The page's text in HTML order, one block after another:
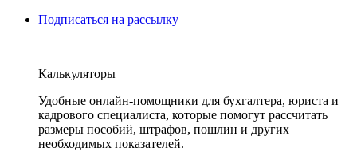
Подписаться на рассылку
Калькуляторы
Удобные онлайн-помощники для бухгалтера, юриста и
кадрового специалиста, которые помогут рассчитать
размеры пособий, штрафов, пошлин и других
необходимых показателей.